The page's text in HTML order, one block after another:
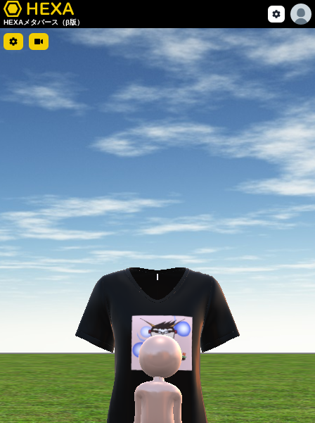
HEXAメタバース（β版）